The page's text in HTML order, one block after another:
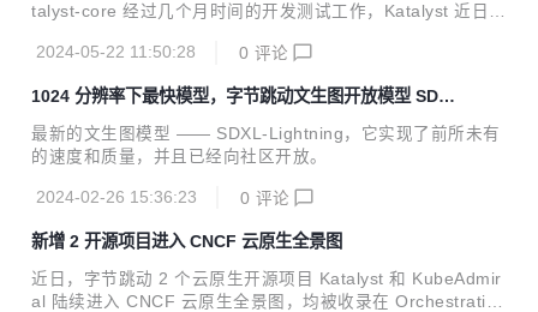
talyst-core 经过几个月时间的开发测试工作，Katalyst 近日完
常态混部能力对 kubewharf enhanced kubernetes 的依赖，
们也对上个版本中新加入的资源超分功能做了进一步的优化。
期望这个版本可以帮助用户更平滑地使用 Katalyst，实现资源
效能提升。 Out-of-Band Resource Manager ...
2024-05-22 11:50:28 0 评论
1024 分辨率下最快模型，字节跳动文生图开放模型 SDX
L-Lightning 发布
最新的文生图模型 —— SDXL-Lightning，它实现了前所未有
的速度和质量，并且已经向社区开放。
2024-02-26 15:36:23 0 评论
新增 2 开源项目进入 CNCF 云原生全景图
近日，字节跳动 2 个云原生开源项目 Katalyst 和 KubeAdmir
al 陆续进入 CNCF 云原生全景图，均被收录在 Orchestration